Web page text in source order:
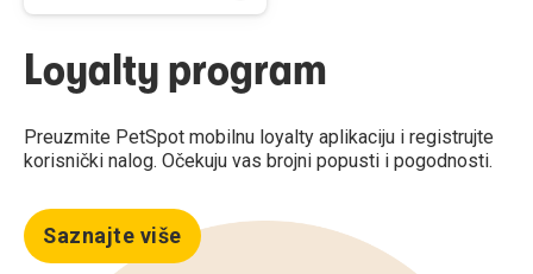
Loyalty program
Preuzmite PetSpot mobilnu loyalty aplikaciju i registrujte
korisnički nalog. Očekuju vas brojni popusti i pogodnosti.
Saznajte više